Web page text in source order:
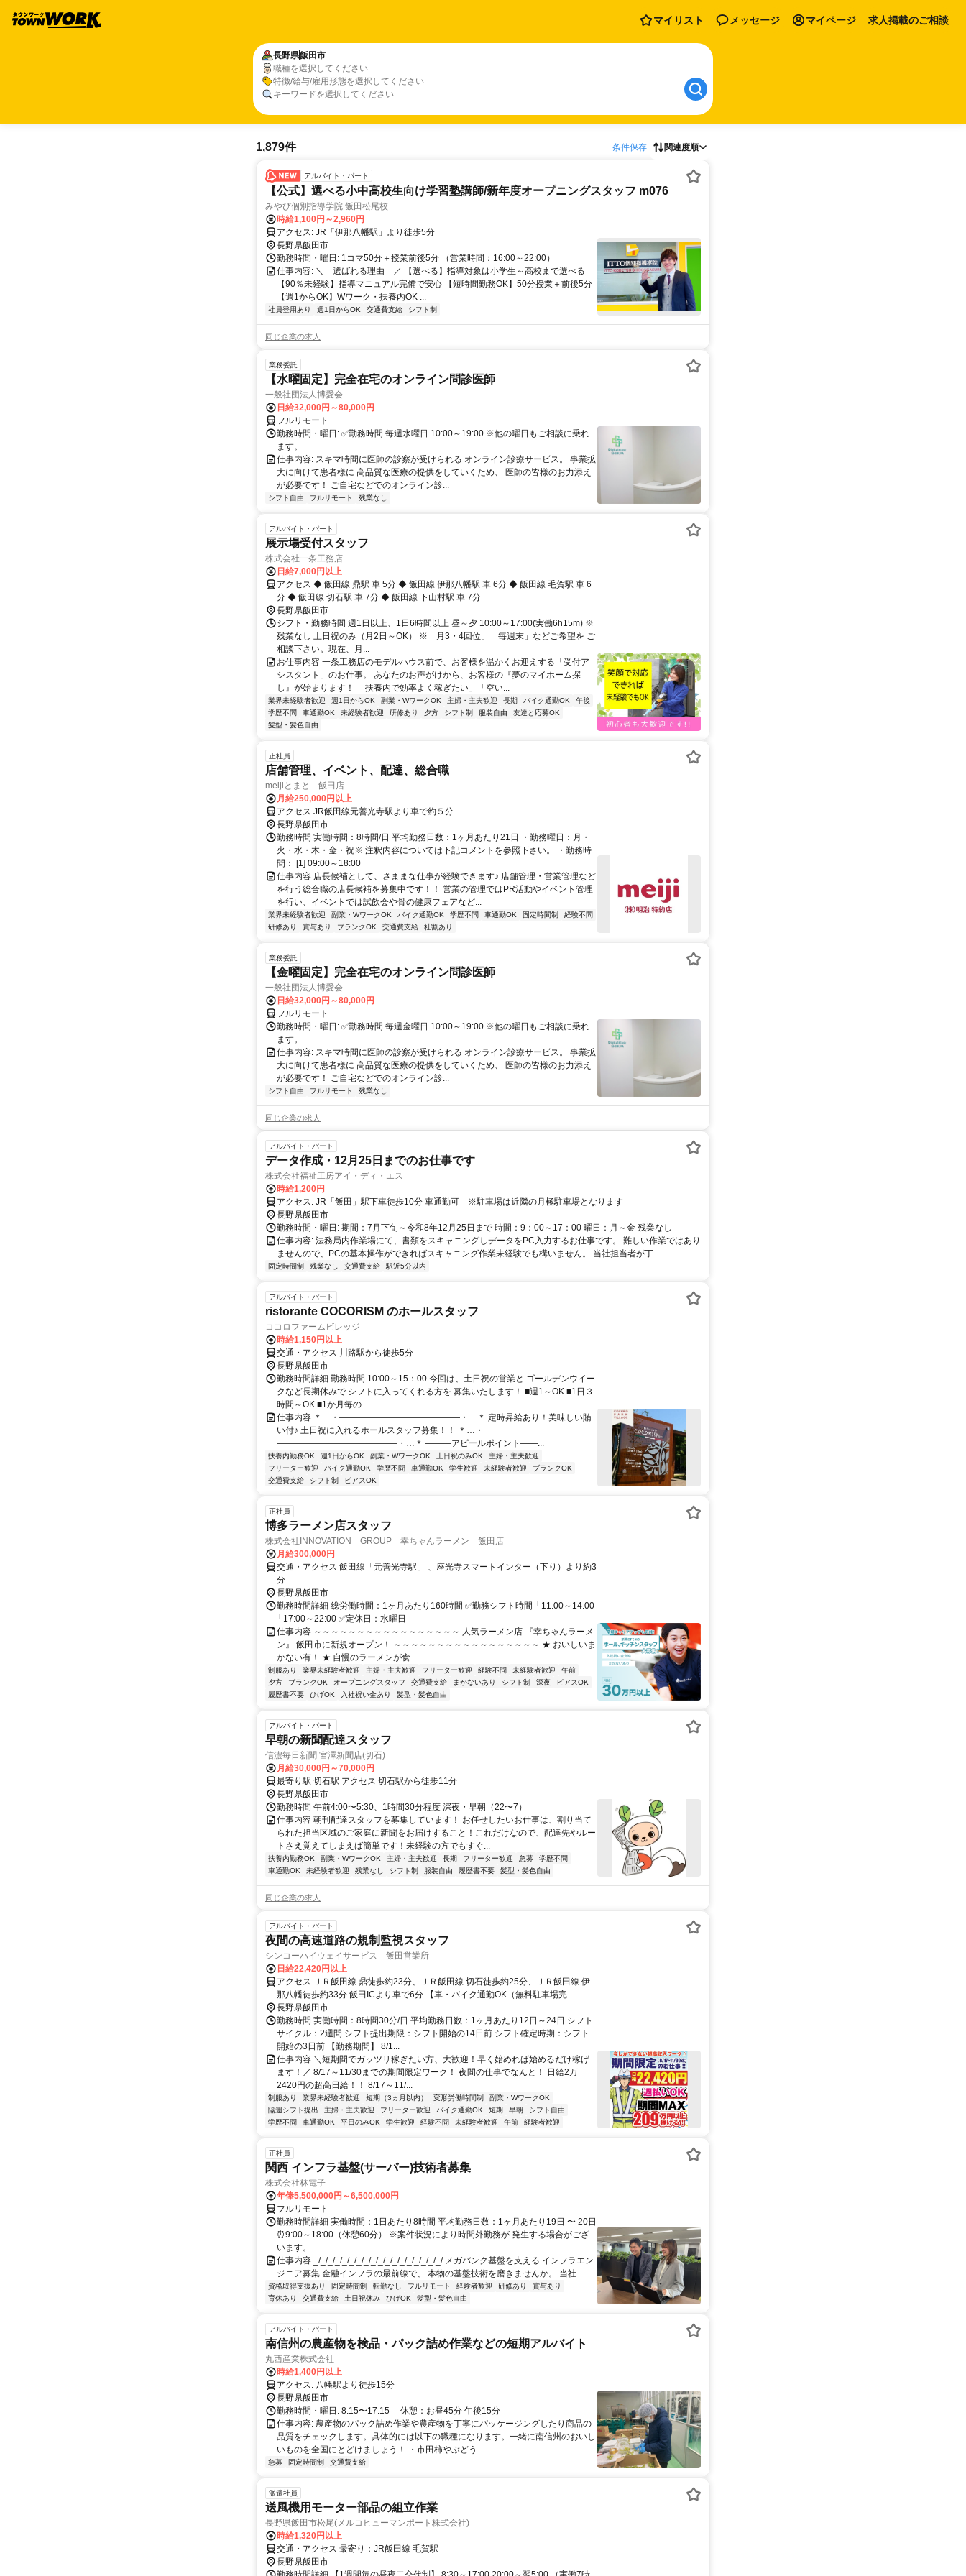
マイリスト メッセージ マイページ 求人掲載のご相談
長野県飯田市
職種を選択してください
特徴/給与/雇用形態を選択してください
キーワードを選択してください
1,879件 条件保存 関連度順
アルバイト・パート
【公式】選べる小中高校生向け学習塾講師/新年度オープニングスタッフ m076
みやび個別指導学院 飯田松尾校
時給1,100円～2,960円
アクセス: JR「伊那八幡駅」より徒歩5分
長野県飯田市
勤務時間・曜日: 1コマ50分＋授業前後5分 （営業時間：16:00～22:00）
仕事内容: ＼ 選ばれる理由 ／ 【選べる】指導対象は小学生～高校まで選べる
【90％未経験】指導マニュアル完備で安心 【短時間勤務OK】50分授業＋前後5分
【週1からOK】Wワーク・扶養内OK ...
社員登用あり 週1日からOK 交通費支給 シフト制
同じ企業の求人
業務委託
【水曜固定】完全在宅のオンライン問診医師
一般社団法人博愛会
日給32,000円～80,000円
フルリモート
勤務時間・曜日: ✅勤務時間 毎週水曜日 10:00～19:00 ※他の曜日もご相談に乗れ
ます。
仕事内容: スキマ時間に医師の診察が受けられる オンライン診療サービス。 事業拡
大に向けて患者様に 高品質な医療の提供をしていくため、 医師の皆様のお力添え
が必要です！ ご自宅などでのオンライン診...
シフト自由 フルリモート 残業なし
アルバイト・パート
展示場受付スタッフ
株式会社一条工務店
日給7,000円以上
アクセス ◆ 飯田線 鼎駅 車 5分 ◆ 飯田線 伊那八幡駅 車 6分 ◆ 飯田線 毛賀駅 車 6
分 ◆ 飯田線 切石駅 車 7分 ◆ 飯田線 下山村駅 車 7分
長野県飯田市
シフト・勤務時間 週1日以上、1日6時間以上 昼～夕 10:00～17:00(実働6h15m) ※
残業なし 土日祝のみ（月2日～OK） ※「月3・4回位」「毎週末」などご希望を ご
相談下さい。現在、月...
お仕事内容 一条工務店のモデルハウス前で、お客様を温かくお迎えする「受付ア
シスタント」のお仕事。 あなたのお声がけから、お客様の『夢のマイホーム探
し』が始まります！ 「扶養内で効率よく稼ぎたい」「空い...
業界未経験者歓迎 週1日からOK 副業・WワークOK 主婦・主夫歓迎 長期 バイク通勤OK
午後
学歴不問
車通勤OK 未経験者歓迎 研修あり 夕方 シフト制 服装自由
友達と応募OK
髪型・髪色自由
正社員
店舗管理、イベント、配達、総合職
meijiとまと 飯田店
月給250,000円以上
アクセス JR飯田線元善光寺駅より車で約５分
長野県飯田市
勤務時間 実働時間：8時間/日 平均勤務日数：1ヶ月あたり21日 ・勤務曜日：月・
火・水・木・金・祝※ 注釈内容については下記コメントを参照下さい。 ・勤務時
間： [1] 09:00～18:00
仕事内容 店長候補として、さままな仕事が経験できます♪ 店舗管理・営業管理など
を行う総合職の店長候補を募集中です！！ 営業の管理ではPR活動やイベント管理
を行い、イベントでは試飲会や骨の健康フェアなど...
業界未経験者歓迎 副業・WワークOK バイク通勤OK 学歴不問 車通勤OK 固定時間制
経験不問
研修あり
賞与あり ブランクOK 交通費支給 社割あり
業務委託
【金曜固定】完全在宅のオンライン問診医師
一般社団法人博愛会
日給32,000円～80,000円
フルリモート
勤務時間・曜日: ✅勤務時間 毎週金曜日 10:00～19:00 ※他の曜日もご相談に乗れ
ます。
仕事内容: スキマ時間に医師の診察が受けられる オンライン診療サービス。 事業拡
大に向けて患者様に 高品質な医療の提供をしていくため、 医師の皆様のお力添え
が必要です！ ご自宅などでのオンライン診...
シフト自由 フルリモート 残業なし
同じ企業の求人
アルバイト・パート
データ作成・12月25日までのお仕事です
株式会社福祉工房アイ・ディ・エス
時給1,200円
アクセス: JR「飯田」駅下車徒歩10分 車通勤可 ※駐車場は近隣の月極駐車場となります
長野県飯田市
勤務時間・曜日: 期間：7月下旬～令和8年12月25日まで 時間：9：00～17：00 曜日：月～金 残業なし
仕事内容: 法務局内作業場にて、書類をスキャニングしデータをPC入力するお仕事です。 難しい作業ではあり
ませんので、PCの基本操作ができればスキャニング作業未経験でも構いません。 当社担当者が丁...
固定時間制 残業なし 交通費支給 駅近5分以内
アルバイト・パート
ristorante COCORISM のホールスタッフ
ココロファームビレッジ
時給1,150円以上
交通・アクセス 川路駅から徒歩5分
長野県飯田市
勤務時間詳細 勤務時間 10:00～15：00 今回は、土日祝の営業と ゴールデンウイー
クなど長期休みで シフトに入ってくれる方を 募集いたします！ ■週1～OK ■1日３
時間～OK ■1か月毎の...
仕事内容 ＊…・――――――――――――――・…＊ 定時昇給あり！美味しい賄
い付♪ 土日祝に入れるホールスタッフ募集！！ ＊…・
――――――――――――――・…＊ ―――アピールポイント――...
扶養内勤務OK 週1日からOK 副業・WワークOK 土日祝のみOK
主婦・主夫歓迎
フリーター歓迎
バイク通勤OK 学歴不問 車通勤OK 学生歓迎 未経験者歓迎
ブランクOK
交通費支給
シフト制 ピアスOK
正社員
博多ラーメン店スタッフ
株式会社INNOVATION GROUP 幸ちゃんラーメン 飯田店
月給300,000円
交通・アクセス 飯田線「元善光寺駅」 、座光寺スマートインター（下り）より約3
分
長野県飯田市
勤務時間詳細 総労働時間：1ヶ月あたり160時間 ✅勤務シフト時間 └11:00～14:00
└17:00～22:00 ✅定休日：水曜日
仕事内容 ～～～～～～～～～～～～～～～～～ 人気ラーメン店 『幸ちゃんラーメ
ン』 飯田市に新規オープン！ ～～～～～～～～～～～～～～～～～ ★ おいしいま
かない有！ ★ 自慢のラーメンが食...
制服あり 業界未経験者歓迎 主婦・主夫歓迎 フリーター歓迎 経験不問 未経験者歓迎
午前
夕方
ブランクOK オープニングスタッフ 交通費支給 まかないあり シフト制 深夜
ピアスOK
履歴書不要
ひげOK 入社祝い金あり 髪型・髪色自由
アルバイト・パート
早朝の新聞配達スタッフ
信濃毎日新聞 宮澤新聞店(切石)
月給30,000円～70,000円
最寄り駅 切石駅 アクセス 切石駅から徒歩11分
長野県飯田市
勤務時間 午前4:00〜5:30、1時間30分程度 深夜・早朝（22〜7）
仕事内容 朝刊配達スタッフを募集しています！ お任せしたいお仕事は、割り当て
られた担当区域のご家庭に新聞をお届けすること！これだけなので、配達先やルー
トさえ覚えてしまえば簡単です！未経験の方でもすぐ...
扶養内勤務OK 副業・WワークOK 主婦・主夫歓迎 長期 フリーター歓迎 急募
学歴不問
車通勤OK
未経験者歓迎 残業なし シフト制 服装自由 履歴書不要 髪型・髪色自由
同じ企業の求人
アルバイト・パート
夜間の高速道路の規制監視スタッフ
シンコーハイウェイサービス 飯田営業所
日給22,420円以上
アクセス ＪＲ飯田線 鼎徒歩約23分、ＪＲ飯田線 切石徒歩約25分、ＪＲ飯田線 伊
那八幡徒歩約33分 飯田ICより車で6分 【車・バイク通勤OK（無料駐車場完
備！）】＼面接時も車・バイクで来社OK♪／
長野県飯田市
勤務時間 実働時間：8時間30分/日 平均勤務日数：1ヶ月あたり12日～24日 シフト
サイクル：2週間 シフト提出期限：シフト開始の14日前 シフト確定時期：シフト
開始の3日前 【勤務期間】 8/1...
仕事内容 ＼短期間でガッツリ稼ぎたい方、大歓迎！早く始めれば始めるだけ稼げ
ます！／ 8/17～11/30までの期間限定ワーク！ 夜間の仕事でなんと！ 日給2万
2420円の超高日給！！ 8/17～11/...
制服あり 業界未経験者歓迎 短期（3ヵ月以内） 変形労働時間制
副業・WワークOK
隔週シフト提出
主婦・主夫歓迎 フリーター歓迎 バイク通勤OK 短期 早朝
シフト自由
学歴不問
車通勤OK 平日のみOK 学生歓迎 経験不問 未経験者歓迎 午前 経験者歓迎
正社員
関西 インフラ基盤(サーバー)技術者募集
株式会社林電子
年俸5,500,000円～6,500,000円
フルリモート
勤務時間詳細 実働時間：1日あたり8時間 平均勤務日数：1ヶ月あたり19日 〜 20日
⏰9:00～18:00（休憩60分） ※案件状況により時間外勤務が 発生する場合がござ
います。
仕事内容 _/_/_/_/_/_/_/_/_/_/_/_/_/_/_/_/_/_/ メガバンク基盤を支える インフラエン
ジニア募集 金融インフラの最前線で、 本物の基盤技術を磨きませんか。 当社...
資格取得支援あり 固定時間制 転勤なし フルリモート 経験者歓迎 研修あり
賞与あり
育休あり
交通費支給 土日祝休み ひげOK 髪型・髪色自由
アルバイト・パート
南信州の農産物を検品・パック詰め作業などの短期アルバイト
丸西産業株式会社
時給1,400円以上
アクセス: 八幡駅より徒歩15分
長野県飯田市
勤務時間・曜日: 8:15〜17:15 休憩：お昼45分 午後15分
仕事内容: 農産物のパック詰め作業や農産物を丁寧にパッケージングしたり商品の
品質をチェックします。具体的には以下の職種になります。一緒に南信州のおいし
いものを全国にとどけましょう！ ・市田柿やぶどう...
急募 固定時間制 交通費支給
派遣社員
送風機用モーター部品の組立作業
長野県飯田市松尾(メルコヒューマンポート株式会社)
時給1,320円以上
交通・アクセス 最寄り：JR飯田線 毛賀駅
長野県飯田市